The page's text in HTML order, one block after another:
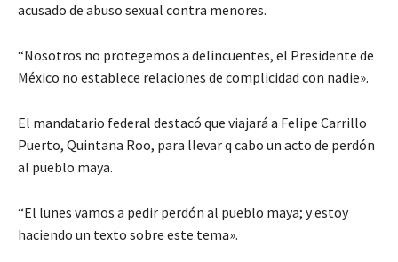
acusado de abuso sexual contra menores.
“Nosotros no protegemos a delincuentes, el Presidente de
México no establece relaciones de complicidad con nadie».
El mandatario federal destacó que viajará a Felipe Carrillo
Puerto, Quintana Roo, para llevar q cabo un acto de perdón
al pueblo maya.
“El lunes vamos a pedir perdón al pueblo maya; y estoy
haciendo un texto sobre este tema».